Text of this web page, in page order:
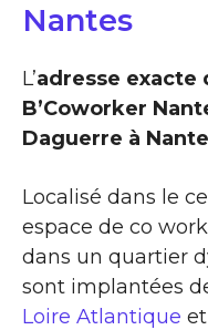
Nantes
L’adresse exacte
B’Coworker
Daguerre à
Localisé dans le
espace de co
dans un quartier
sont implantées
Loire Atlantique et